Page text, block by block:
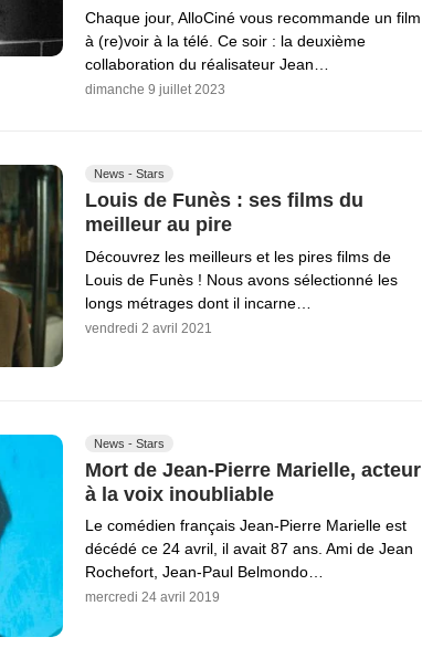
Chaque jour, AlloCiné vous recommande un film
à (re)voir à la télé. Ce soir : la deuxième
collaboration du réalisateur Jean…
dimanche 9 juillet 2023
News - Stars
Louis de Funès : ses films du
meilleur au pire
Découvrez les meilleurs et les pires films de
Louis de Funès ! Nous avons sélectionné les
longs métrages dont il incarne…
vendredi 2 avril 2021
News - Stars
Mort de Jean-Pierre Marielle, acteur
à la voix inoubliable
Le comédien français Jean-Pierre Marielle est
décédé ce 24 avril, il avait 87 ans. Ami de Jean
Rochefort, Jean-Paul Belmondo…
mercredi 24 avril 2019